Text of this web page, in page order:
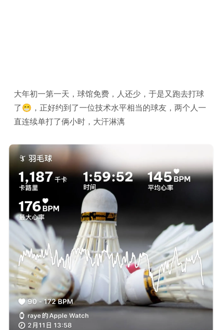
大年初一第一天，球馆免费，人还少，于是又跑去打球
了😁，正好约到了一位技术水平相当的球友，两个人一
直连续单打了俩小时，大汗淋漓